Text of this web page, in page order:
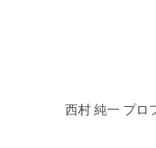
西村 純一 プロ